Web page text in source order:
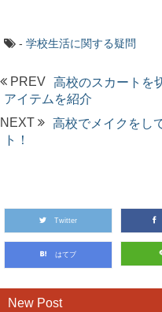
- 学校生活に関する疑問
PREV 高校のスカートを
アイテムを紹介
NEXT
高校でメイクをし
ト！
Twitter
はてブ
New Post